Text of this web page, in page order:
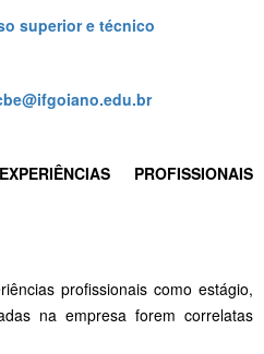
superior e técnico
PROFISSIONAIS
profissionais como estágio,
na empresa forem correlatas